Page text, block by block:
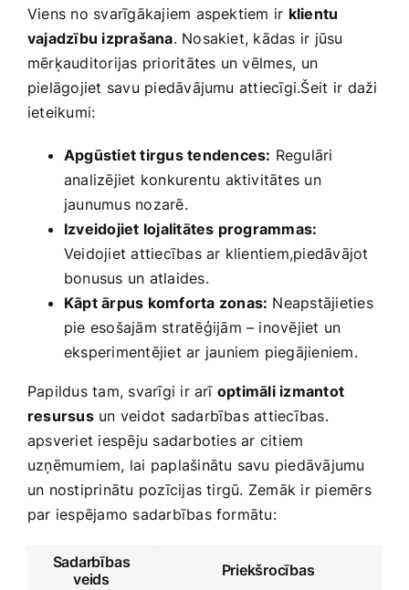
Viens no svarīgākajiem aspektiem ir klientu
vajadzību izprašana. Nosakiet, kādas ir jūsu
mērķauditorijas prioritātes un vēlmes,⁤ un
pielāgojiet savu​ piedāvājumu attiecīgi.Šeit ⁣ir daži
ieteikumi:
Apgūstiet tirgus tendences: Regulāri
analizējiet konkurentu aktivitātes un
jaunumus nozarē.
Izveidojiet lojalitātes programmas:
Veidojiet attiecības ar klientiem,piedāvājot ​
bonusus un atlaides.
Kāpt ārpus komforta zonas: Neapstājieties
pie esošajām stratēģijām – inovējiet un
eksperimentējiet ar jauniem​ piegājieniem.
Papildus tam, svarīgi ir arī optimāli izmantot
‌resursusun veidot sadarbības attiecības.
apsveriet iespēju sadarboties ar ​citiem
uzņēmumiem, lai paplašinātu savu piedāvājumu⁣
un nostiprinātu pozīcijas tirgū. Zemāk ir piemērs
par iespējamo sadarbības formātu:
Sadarbības
veids
Priekšrocības